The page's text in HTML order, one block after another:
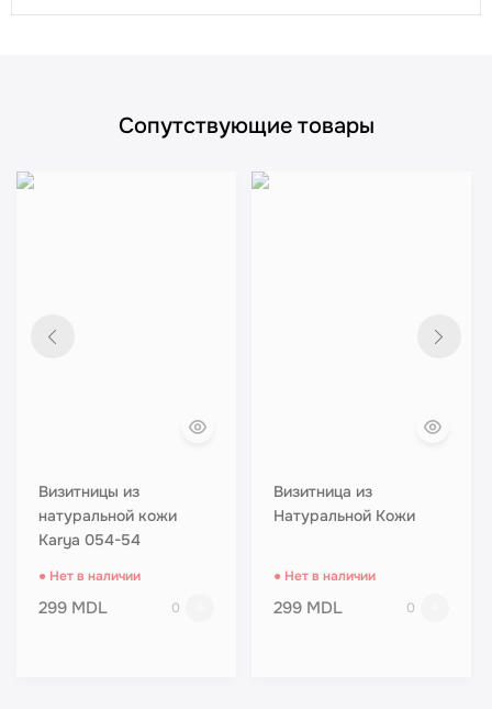
Сопутствующие товары
Визитницы из
натуральной кожи
Karya 054-54
● Нет в наличии
299 MDL 0
Визитница из
Натуральной Кожи
● Нет в наличии
299 MDL 0